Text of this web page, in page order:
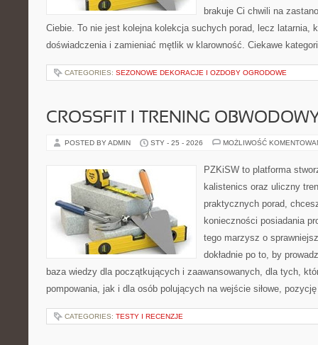
brakuje Ci chwili na
Ciebie. To nie jest kolejna kolekcja suchych porad, lecz latarnia,
doświadczenia i zamieniać mętlik w klarowność. Ciekawe
CATEGORIES: SEZONOWE DEKORACJE I OZDOBY OGRODOWE
CROSSFIT I TRENING
POSTED BY ADMIN STY - 25 - 2026 MOŻLIWOŚĆ
PZKiSW to platforma
kalistenics oraz uliczny
praktycznych porad,
konieczności posiadania
tego marzysz o
dokładnie po to, by
baza wiedzy dla początkujących i zaawansowanych, dla tych,
pompowania, jak i dla osób polujących na wejście siłowe,
CATEGORIES: TESTY I RECENZJE